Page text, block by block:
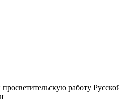
работу